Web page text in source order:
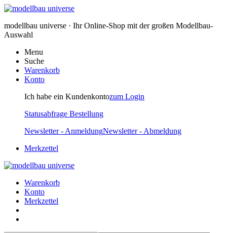
modellbau universe · Ihr Online-Shop mit der großen Modellbau-
Auswahl
Menu
Suche
Warenkorb
Konto
Ich habe ein Kundenkontozum Login
Statusabfrage Bestellung
Newsletter - AnmeldungNewsletter - Abmeldung
Merkzettel
Warenkorb
Konto
Merkzettel